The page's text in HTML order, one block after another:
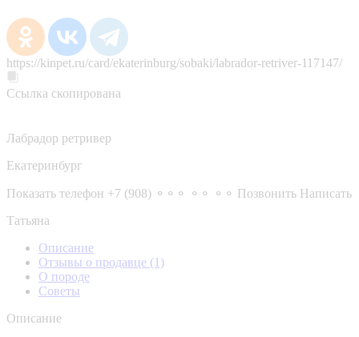
https://kinpet.ru/card/ekaterinburg/sobaki/labrador-retriver-117147/
Ссылка скопирована
Лабрадор ретривер
Екатеринбург
Показать телефон +7 (908) ⚬⚬⚬ ⚬⚬ ⚬⚬ Позвонить Написать
Татьяна
Описание
Отзывы о продавце (1)
О породе
Советы
Описание